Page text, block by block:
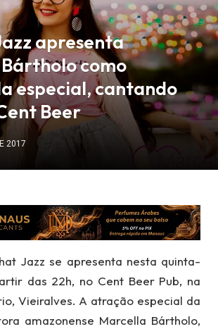
apresenta
como
especial, cantando
Beer
2017
Jazz se apresenta nesta quinta-
das 22h, no Cent Beer Pub, na
Vieiralves. A atração especial da
amazonense Marcella Bártholo,